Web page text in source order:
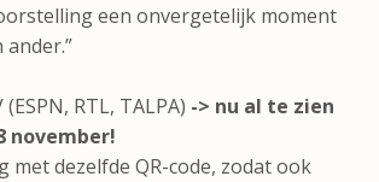
een onvergetelijk moment
(ESPN, RTL, TALPA) -> nu al te zien
november!
met dezelfde QR-code, zodat ook